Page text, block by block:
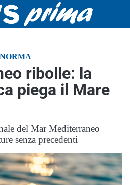
ribolle: la
piega il Mare
del Mar Mediterraneo
senza precedenti